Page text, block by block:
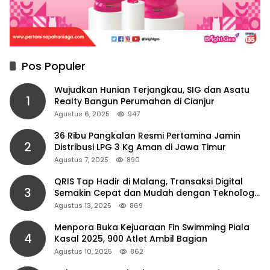
Pos Populer
1
Wujudkan Hunian Terjangkau, SIG dan Asatu
Realty Bangun Perumahan di Cianjur
Agustus 6, 2025 947
2
36 Ribu Pangkalan Resmi Pertamina Jamin
Distribusi LPG 3 Kg Aman di Jawa Timur
Agustus 7, 2025 890
3
QRIS Tap Hadir di Malang, Transaksi Digital
Semakin Cepat dan Mudah dengan Teknologi
NFC
Agustus 13, 2025 869
4
Menpora Buka Kejuaraan Fin Swimming Piala
Kasal 2025, 900 Atlet Ambil Bagian
Agustus 10, 2025 862